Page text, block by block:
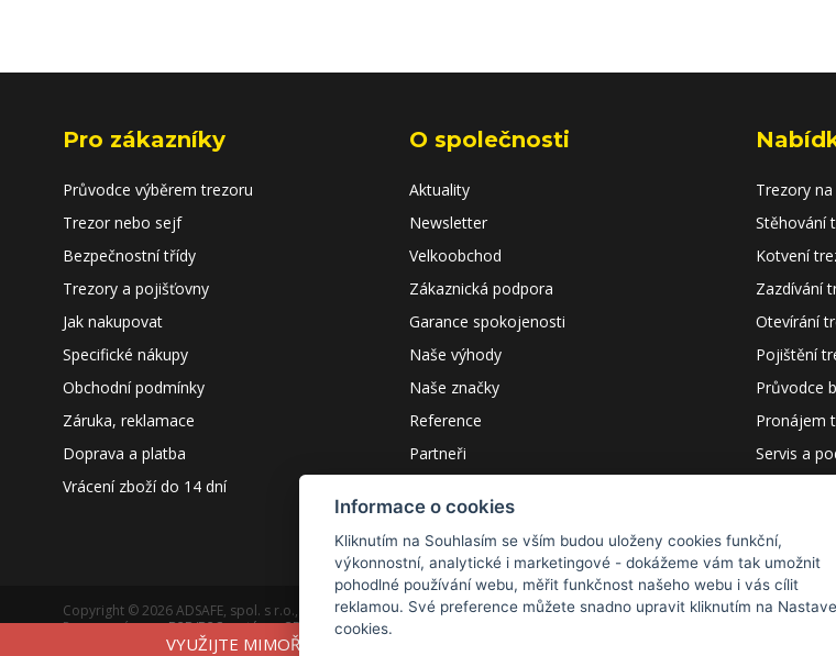
Pro zákazníky
Průvodce výběrem trezoru
Trezor nebo sejf
Bezpečnostní třídy
Trezory a pojišťovny
Jak nakupovat
Specifické nákupy
Obchodní podmínky
Záruka, reklamace
Doprava a platba
Vrácení zboží do 14 dní
O společnosti
Aktuality
Newsletter
Velkoobchod
Zákaznická podpora
Garance spokojenosti
Naše výhody
Naše značky
Reference
Partneři
Trezory
Stěhování
Kotvení
Zazdívání
Otevírání
Pojištění
Průvodce
Pronájem
Servis a
Copyright © 2026 ADSAFE, spol. s r.o., Eshop řešení:3solutions, spol. s r.o.
Provozováno naB2B/B2C systému:3ESHOP SmartShopper
Verze webu pro PC.VYUŽIJTE MIMOŘÁDNOU AKCI A ZADEJTE V KOŠÍKU NA
Informace o cookies
Kliknutím na Souhlasím se vším budou uloženy cookies funkční,
výkonnostní, analytické i marketingové - dokážeme vám tak umožnit
pohodlné používání webu, měřit funkčnost našeho webu i vás cílit
reklamou. Své preference můžete snadno upravit kliknutím na
cookies.